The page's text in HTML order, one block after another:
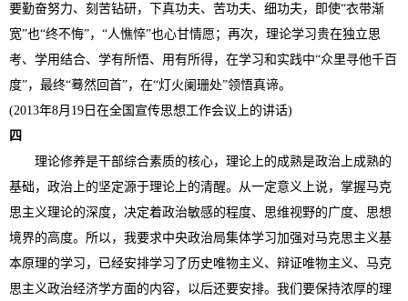
要勤奋努力、刻苦钻研，下真功夫、苦功夫、细功夫，即使“衣带渐
宽”也“终不悔”，“人憔悴”也心甘情愿；再次，理论学习贵在独立思
考、学用结合、学有所悟、用有所得，在学习和实践中“众里寻他千百
度”，最终“蓦然回首”，在“灯火阑珊处”领悟真谛。
(2013年8月19日在全国宣传思想工作会议上的讲话)
四
理论修养是干部综合素质的核心，理论上的成熟是政治上成熟的
基础，政治上的坚定源于理论上的清醒。从一定意义上说，掌握马克
思主义理论的深度，决定着政治敏感的程度、思维视野的广度、思想
境界的高度。所以，我要求中央政治局集体学习加强对马克思主义基
本原理的学习，已经安排学习了历史唯物主义、辩证唯物主义、马克
思主义政治经济学方面的内容，以后还要安排。我们要保持浓厚的理